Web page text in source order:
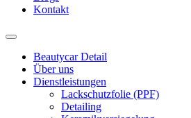
Kontakt
Beautycar Detail
Über uns
Dienstleistungen
Lackschutzfolie (PPF)
Detailing